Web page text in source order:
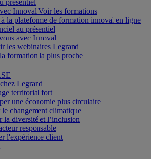
présentiel
Innoval Voir les formations
la plateforme de formation innoval en ligne
au présentiel
avec Innoval
les webinaires Legrand
formation la plus proche
Legrand
territorial fort
une économie plus circulaire
le changement climatique
la diversité et l’inclusion
responsable
l'expérience client